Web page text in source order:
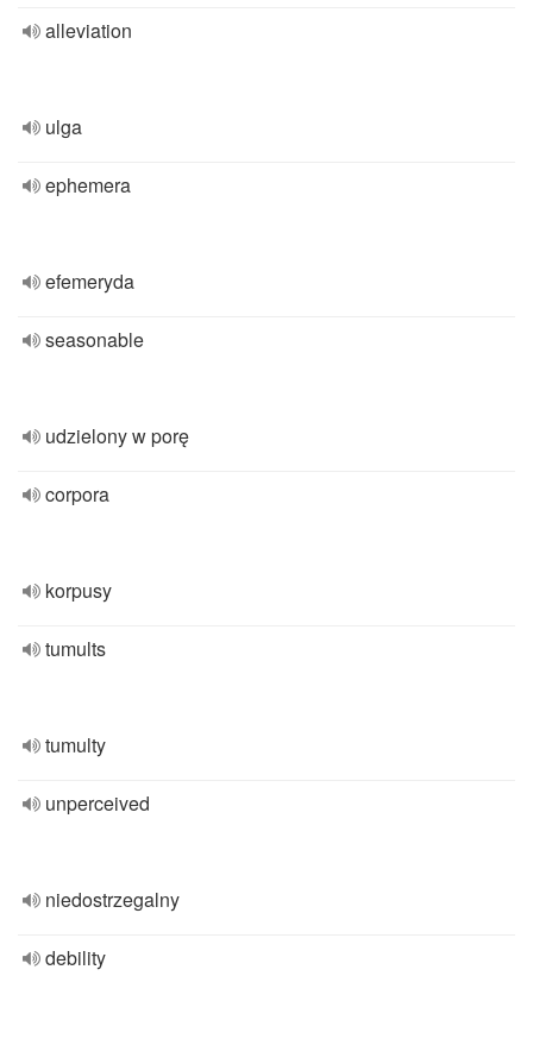
alleviation
ulga
ephemera
efemeryda
seasonable
udzielony w porę
corpora
korpusy
tumults
tumulty
unperceived
niedostrzegalny
debility